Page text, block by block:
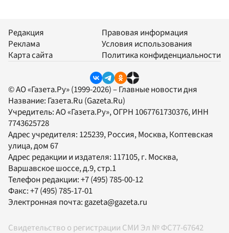
Редакция
Реклама
Карта сайта
Правовая информация
Условия использования
Политика конфиденциальности
© АО «Газета.Ру» (1999-2026) – Главные новости дня
Название: Газета.Ru (Gazeta.Ru)
Учредитель:АО «Газета.Ру», ОГРН 1067761730376, ИНН
7743625728
Адрес учредителя: 125239, Россия, Москва, Коптевская
улица, дом 67
Адрес редакции и издателя: 117105, г. Москва,
Варшавское шоссе, д.9, стр.1
Телефон редакции:+7 (495) 785-00-12
Факс:+7 (495) 785-17-01
Электронная почта: gazeta@gazeta.ru
Свидетельство о регистрации СМИ Эл № ФС77-67642